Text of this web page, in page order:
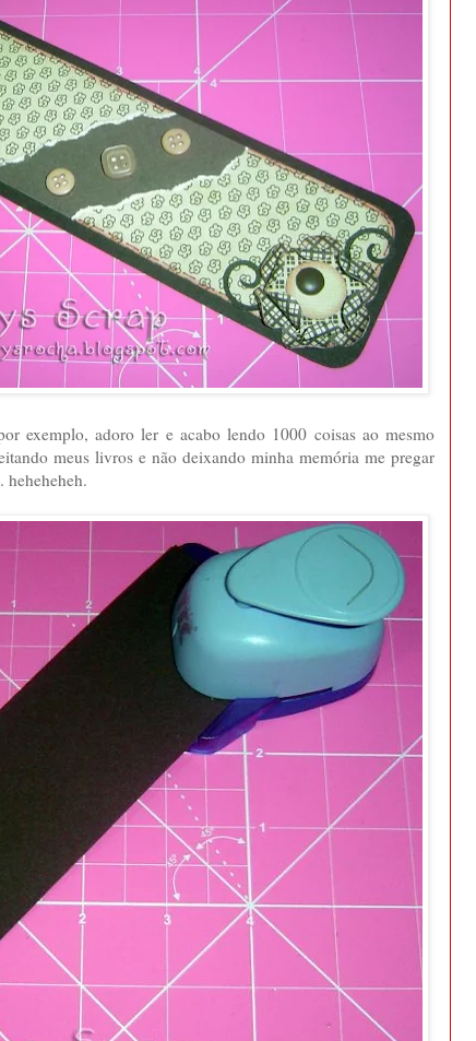
exemplo, adoro ler e acabo lendo 1000 coisas ao mesmo
meus livros e não deixando minha memória me pregar
heheheheh.